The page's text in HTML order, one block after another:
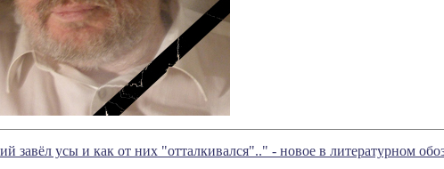
завёл усы и как от них "отталкивался".." - новое в литературном